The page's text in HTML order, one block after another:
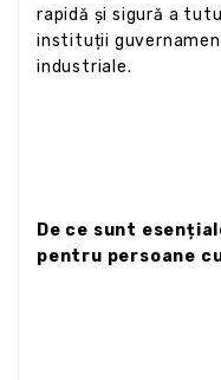
rapidă și sigură a
instituții
industriale.
De ce sunt
pentru persoane